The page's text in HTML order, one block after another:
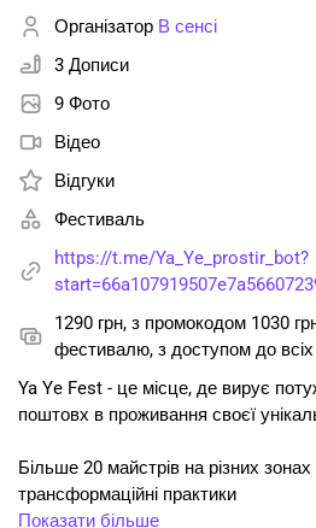
Організатор В сенсі
3 Дописи
9 Фото
Відео
Відгуки
Фестиваль
https://t.me/Ya_Ye_prostir_bot?
1290 грн, з промокодом 1030
фестивалю, з доступом до всіх
Ya Ye Fest - це місце, де вирує
поштовх в проживання своєї
Більше 20 майстрів на різних
трансформаційні практики
Показати більше